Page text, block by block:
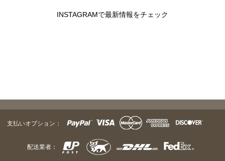
INSTAGRAMで最新情報をチェック
支払いオプション：
配送業者：